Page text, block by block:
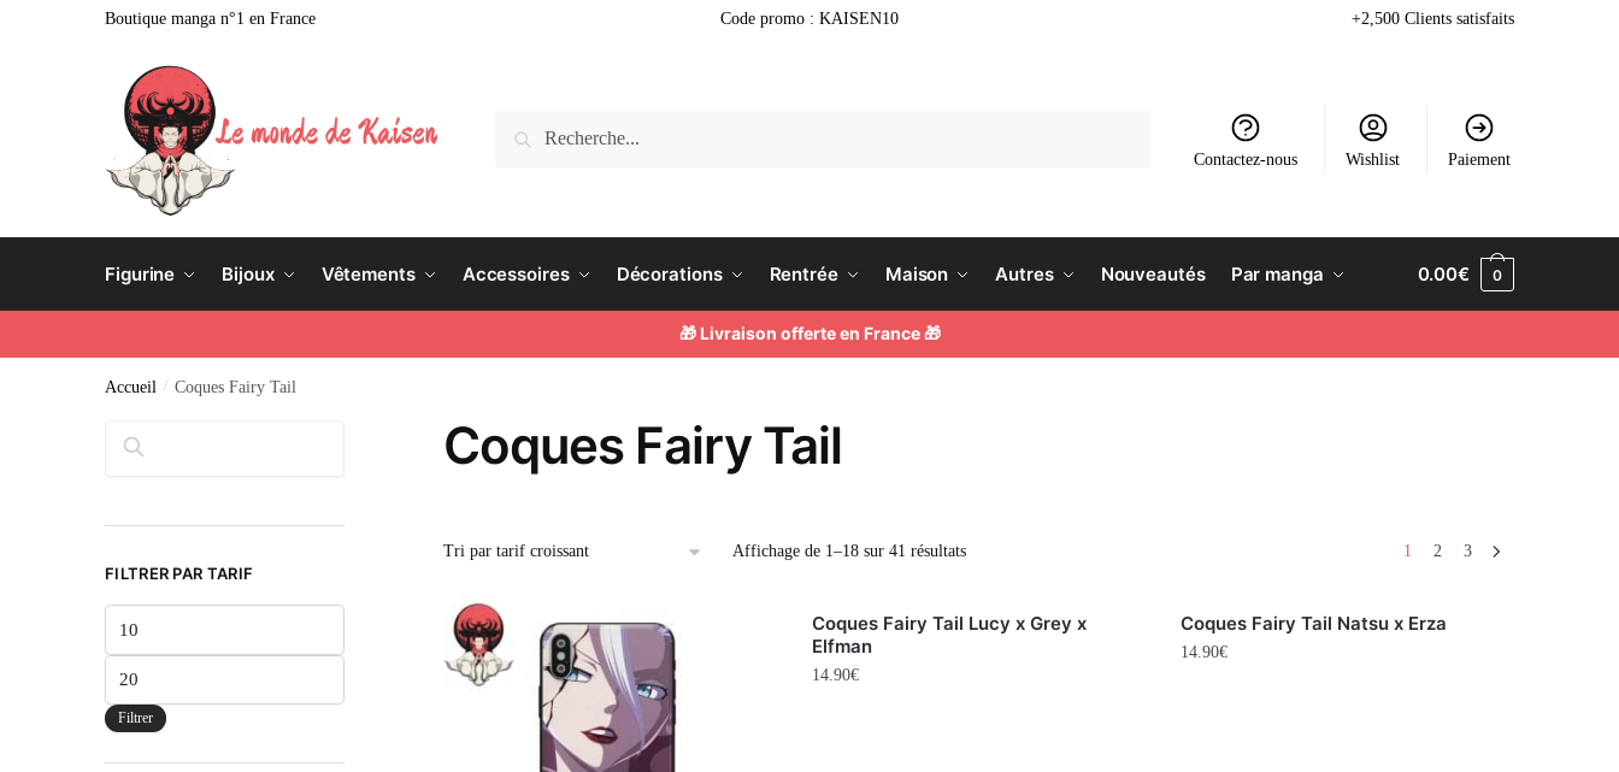
Boutique manga n°1 en France Code promo : KAISEN10 +2,500 Clients satisfaits
Recherche
Contactez-nous Wishlist Paiement
Figurine Bijoux Vêtements Accessoires Décorations Rentrée Maison Autres Nouveautés Par manga 0.00€ 0
🎁 Livraison offerte en France 🎁
Accueil / Coques Fairy Tail
Coques Fairy Tail
Affichage de 1–18 sur 41 résultats 1 2 3
Coques Fairy Tail Lucy x Grey x
Elfman
14.90€
Coques Fairy Tail Natsu x Erza
14.90€
Rechercher
FILTRER PAR TARIF
Filtrer